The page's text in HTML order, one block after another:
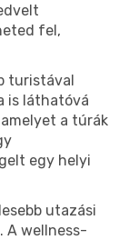
fel,
turistával
is láthatóvá
a túrák
egy helyi
utazási
A wellness-